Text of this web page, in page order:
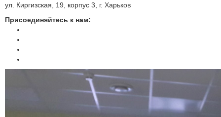
ул. Киргизская, 19, корпус 3, г. Харьков
Присоединяйтесь к нам: